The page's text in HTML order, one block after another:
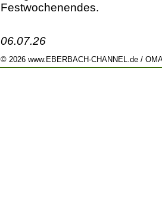
Festwochenendes.
06.07.26
© 2026 www.EBERBACH-CHANNEL.de /